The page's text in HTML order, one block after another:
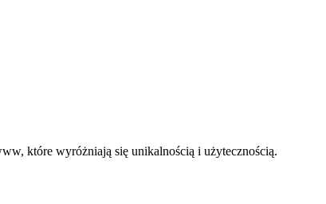
które wyróżniają się unikalnością i użytecznością.